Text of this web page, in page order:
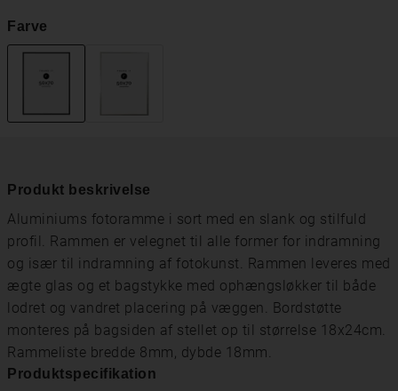
Farve
Produkt beskrivelse
Aluminiums fotoramme i sort med en slank og stilfuld
profil. Rammen er velegnet til alle former for indramning
og især til indramning af fotokunst. Rammen leveres med
ægte glas og et bagstykke med ophængsløkker til både
lodret og vandret placering på væggen. Bordstøtte
monteres på bagsiden af ​​stellet op til størrelse 18x24cm.
Rammeliste bredde 8mm, dybde 18mm.
Produktspecifikation